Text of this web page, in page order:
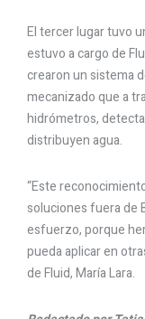
El tercer lugar tuvo
estuvo a cargo de
crearon un sistema
mecanizado que a
hidrómetros,
distribuyen agua.
“Este
soluciones fuera de
esfuerzo, porque
pueda aplicar en
de Fluid, María Lara.